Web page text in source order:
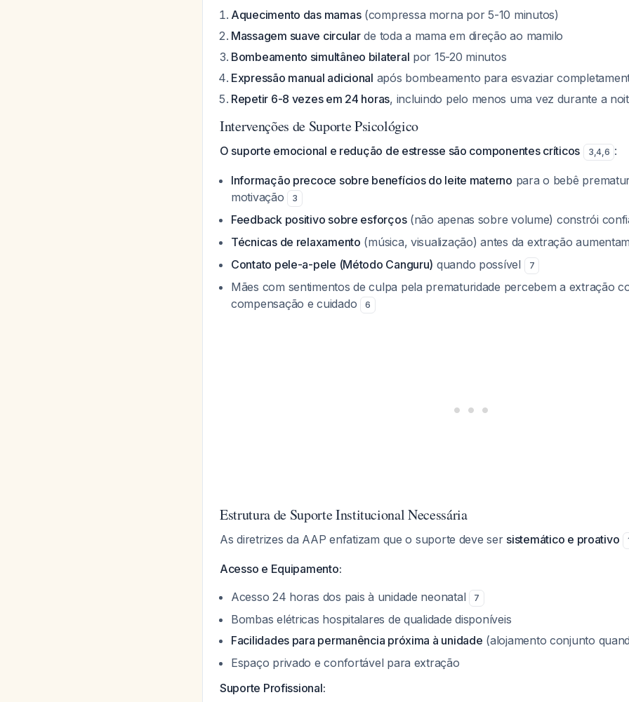
Aquecimento das mamas(compressa morna por 5-10 minutos)
Massagem suave circularde toda a mama em direção ao mamilo
Bombeamento simultâneo bilateral por 15-20 minutos
Expressão manual adicional após bombeamento para esvaziar
Repetir 6-8 vezes em 24 horas, incluindo pelo menos uma vez durante a
Intervenções de Suporte Psicológico
O suporte emocional e redução de estresse são componentes críticos 3,4,6 :
Informação precoce sobre benefícios do leite materno para o bebê
motivação
3
Feedback positivo sobre esforços(não apenas sobre volume) constrói
Técnicas de relaxamento (música, visualização) antes da extração
Contato pele-a-pele (Método Canguru) quando possível 7
Mães com sentimentos de culpa pela prematuridade percebem a extração
compensação e cuidado
6
Estrutura de Suporte Institucional Necessária
As diretrizes da AAP enfatizam que o suporte deve ser sistemático e proativo
Acesso e Equipamento:
Acesso 24 horas dos pais à unidade neonatal
7
Bombas elétricas hospitalares de qualidade disponíveis
Facilidades para permanência próxima à unidade (alojamento conjunto
Espaço privado e confortável para extração
Suporte Profissional: